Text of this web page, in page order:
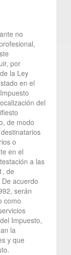
no
por
la Ley
en el
del
de modo
o
en el
a las
de
acuerdo
serán
como
Impuesto,
la
y que